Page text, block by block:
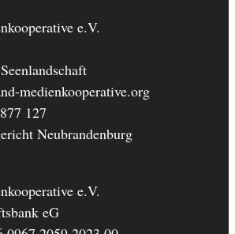
e.V.
medienkooperative.org
127
Neubrandenburg
e.V.
eG